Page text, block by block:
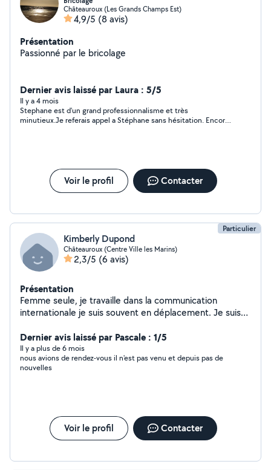
Châteauroux (Les Grands Champs Est)
4,9/5 (8 avis)
Présentation
Passionné par le bricolage
Dernier avis laissé par Laura : 5/5
Il y a 4 mois
Stephane est d'un grand professionnalisme et très
minutieux.Je referais appel a Stéphane sans hésitation. Encore
Voir le profil Contacter
Particulier
Kimberly Dupond
Châteauroux (Centre Ville les Marins)
2,3/5 (6 avis)
Présentation
Femme seule, je travaille dans la communication
internationale je suis souvent en déplacement. Je suis
Dernier avis laissé par Pascale : 1/5
Il y a plus de 6 mois
nous avions de rendez-vous il n'est pas venu et depuis pas de
nouvelles
Voir le profil Contacter